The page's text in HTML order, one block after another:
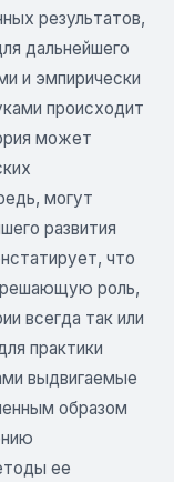
результатов,
дальнейшего
и эмпирически
происходит
может
могут
развития
что
решающую роль,
всегда так или
практики
выдвигаемые
образом
ее